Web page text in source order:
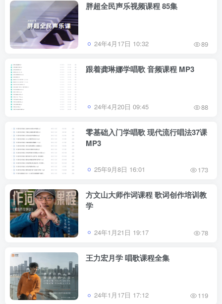
胖超全民声乐视频课程 85集
24年4月17日 10:32 89
跟着龚琳娜学唱歌 音频课程 MP3
24年4月20日 09:45 88
零基础入门学唱歌 现代流行唱法37课
MP3
25年9月8日 16:01 173
方文山大师作词课程 歌词创作培训教
学
24年1月21日 19:17 78
王力宏月学 唱歌课程全集
24年1月17日 17:12 119